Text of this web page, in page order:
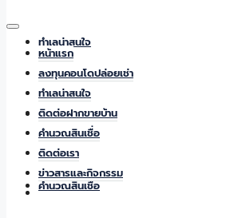
ทำเลน่าสนใจ
ติดต่อฝากขายบ้าน
คำนวณสินเชื่อ
หน้าแรก
ลงทุนคอนโดปล่อยเช่า
ทำเลน่าสนใจ
ติดต่อฝากขายบ้าน
คำนวณสินเชื่อ
ติดต่อเรา
ข่าวสารและกิจกรรม